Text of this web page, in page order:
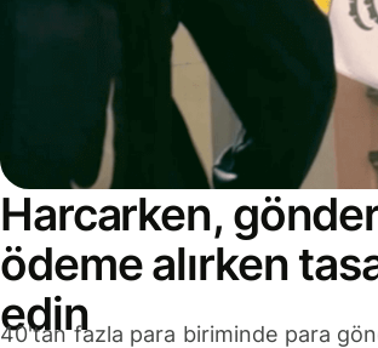
Harcarken,
ödeme alırken
edin
40'tan fazla para biriminde para